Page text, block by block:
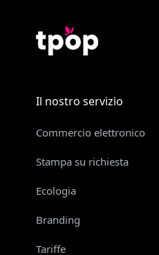
Il nostro servizio
Commercio elettronico
Stampa su richiesta
Ecologia
Branding
Tariffe